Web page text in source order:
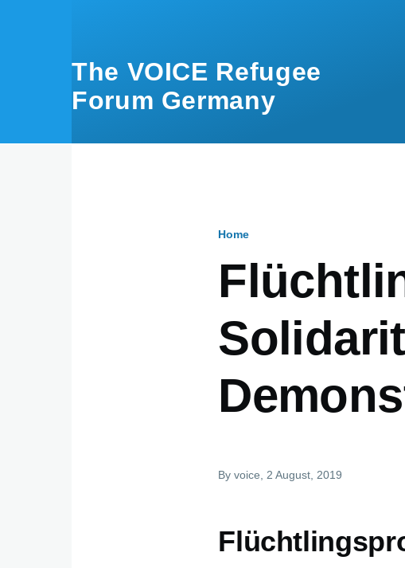
The VOICE Refugee
Forum Germany
Home
Byvoice , 2 August, 2019